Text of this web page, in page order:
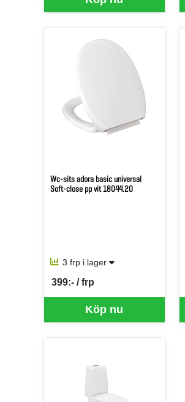
Wc-sits adora basic universal
Soft-close pp vit 18044.20
3 frp i lager
Köp nu
399:- / frp
SEK per FRP